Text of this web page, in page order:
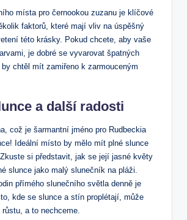
místa pro černookou zuzanu je klíčové
faktorů, které mají vliv na úspěšný
této krásky. Pokud chcete, aby vaše
je dobré se vyvarovat špatných
chtěl mít zamiřeno k zarmouceným
a další radosti
což je šarmantní jméno pro Rudbeckia
Ideální místo by mělo mít plné slunce
si představit, jak se její jasné květy
slunce jako malý slunečník na pláži.
přímého slunečního světla denně je
kde se slunce a stín proplétají, může
a to nechceme.